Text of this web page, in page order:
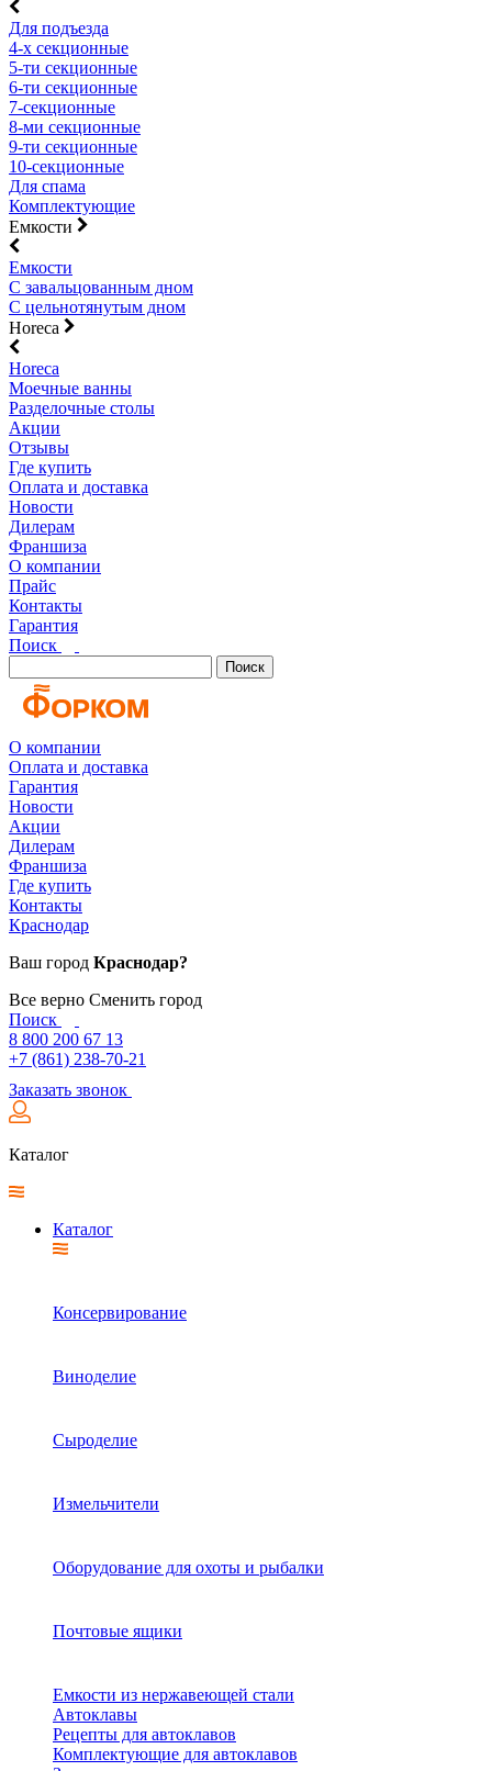
Для подъезда
4-х секционные
5-ти секционные
6-ти секционные
7-секционные
8-ми секционные
9-ти секционные
10-секционные
Для спама
Комплектующие
Емкости
Емкости
С завальцованным дном
С цельнотянутым дном
Horeca
Horeca
Моечные ванны
Разделочные столы
Акции
Отзывы
Где купить
Оплата и доставка
Новости
Дилерам
Франшиза
О компании
Прайс
Контакты
Гарантия
Поиск
Поиск
О компании
Оплата и доставка
Гарантия
Новости
Акции
Дилерам
Франшиза
Где купить
Контакты
Краснодар
Ваш город Краснодар?
Все верно Сменить город
Поиск
8 800 200 67 13
+7 (861) 238-70-21
Заказать звонок
Каталог
Каталог
Консервирование
Виноделие
Сыроделие
Измельчители
Оборудование для охоты и рыбалки
Почтовые ящики
Емкости из нержавеющей стали
Автоклавы
Рецепты для автоклавов
Комплектующие для автоклавов